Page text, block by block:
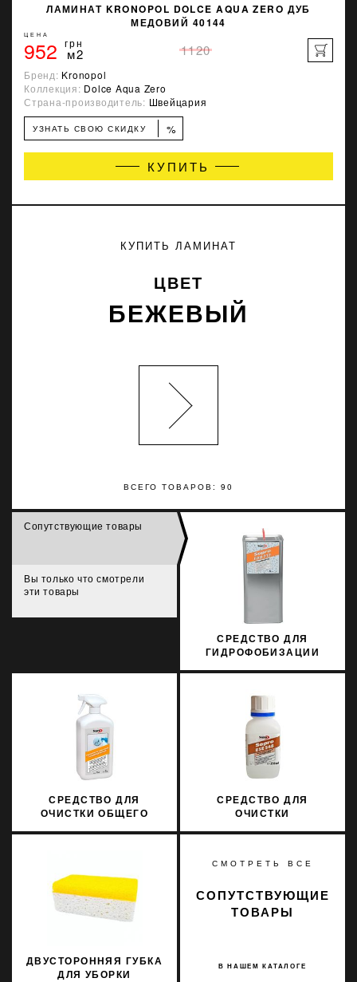
ЛАМИНАТ KRONOPOL DOLCE AQUA ZERO ДУБ
МЕДОВИЙ 40144
ЦЕНА
952 грн
м2 1120
Бренд: Kronopol
Коллекция: Dolce Aqua Zero
Страна-производитель: Швейцария
УЗНАТЬ СВОЮ СКИДКУ %
КУПИТЬ
ВСЕГО ТОВАРОВ: 90
КУПИТЬ ЛАМИНАТ
ЦВЕТ
БЕЖЕВЫЙ
Сопутствующие товары
Вы только что смотрели
эти товары
СРЕДСТВО ДЛЯ
ГИДРОФОБИЗАЦИИ
СРЕДСТВО ДЛЯ
ОЧИСТКИ ОБЩЕГО
СРЕДСТВО ДЛЯ
ОЧИСТКИ
250МЛ
ДВУСТОРОННЯЯ ГУБКА
ДЛЯ УБОРКИ
СМОТРЕТЬ ВСЕ
В НАШЕМ КАТАЛОГЕ
СОПУТСТВУЮЩИЕ
ТОВАРЫ